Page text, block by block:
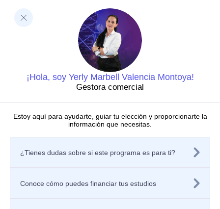
¡Hola, soy Yerly Marbell Valencia Montoya!
Gestora comercial
Estoy aquí para ayudarte, guiar tu elección y proporcionarte la
información que necesitas.
¿Tienes dudas sobre si este programa es para ti?
Conoce cómo puedes financiar tus estudios
Ciencias de la Salud
Negocios y Economía
Barberi de Ingeniería, Diseño y Ciencias Aplicadas
Ciencias Humanas
Decanatura de Innovación Educativa y Fortalecimiento
Dirección de Investigaciones
Grupos de investigación
Semilleros de investigación
Proyectos de investigación
Directorio de investigadores
Nuestras publicaciones
Tratamiento de datos personales
Mecanismos o canales de atención